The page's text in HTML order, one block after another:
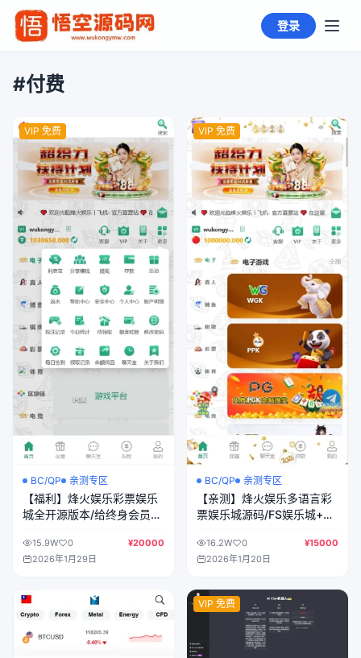
登录
#付费
VIP 免费
BC/QP 亲测专区
【福利】烽火娱乐彩票娱乐
城全开源版本/给终身会员的
15.9W 0
¥20000
2026年1月29日
VIP 免费
BC/QP 亲测专区
【亲测】烽火娱乐多语言彩
票娱乐城源码/FS娱乐城+系
戏+IM即时通讯+合买跟单/
前端vue编译后+后端PHP
16.2W 0
¥15000
2026年1月20日
VIP 免费